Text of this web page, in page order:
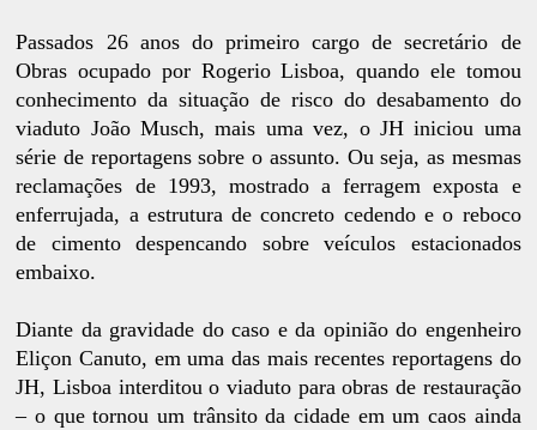
Passados 26 anos do primeiro cargo de secretário de
Obras ocupado por Rogerio Lisboa, quando ele tomou
conhecimento da situação de risco do desabamento do
viaduto João Musch, mais uma vez, o JH iniciou uma
série de reportagens sobre o assunto. Ou seja, as mesmas
reclamações de 1993, mostrado a ferragem exposta e
enferrujada, a estrutura de concreto cedendo e o reboco
de cimento despencando sobre veículos estacionados
embaixo.
Diante da gravidade do caso e da opinião do engenheiro
Eliçon Canuto, em uma das mais recentes reportagens do
JH, Lisboa interditou o viaduto para obras de restauração
– o que tornou um trânsito da cidade em um caos ainda